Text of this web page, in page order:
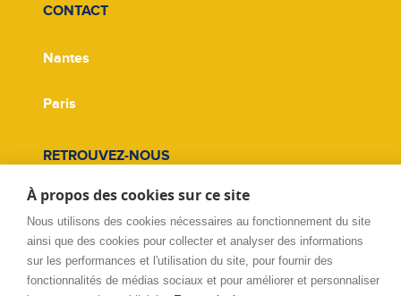
CONTACT
Nantes
Paris
RETROUVEZ-NOUS
Facebook
Twitter
À propos des cookies sur ce site
Nous utilisons des cookies nécessaires au fonctionnement du site
ainsi que des cookies pour collecter et analyser des informations
sur les performances et l'utilisation du site, pour fournir des
fonctionnalités de médias sociaux et pour améliorer et personnaliser